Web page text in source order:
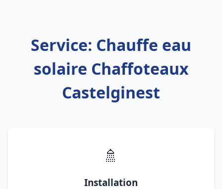
Service: Chauffe eau
solaire Chaffoteaux
Castelginest
🚿
Installation